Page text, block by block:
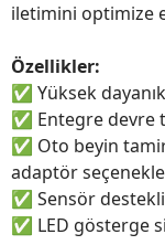
iletimini optimize
Özellikler:
✅ Yüksek
✅ Entegre devre
✅ Oto beyin
adaptör
✅ Sensör
✅ LED gösterge